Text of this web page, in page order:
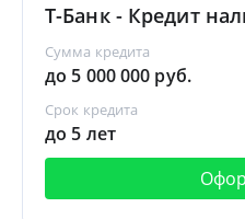
Т-Банк - Кредит
Сумма кредита
до 5 000 000 руб.
Срок кредита
до 5 лет